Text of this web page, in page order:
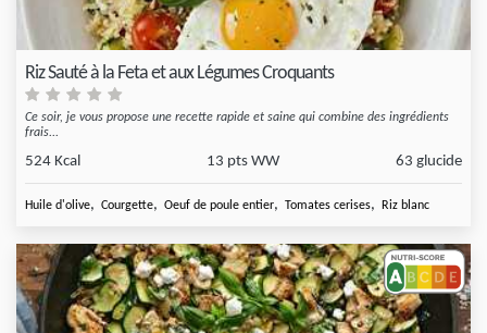
Riz Sauté à la Feta et aux Légumes Croquants
Ce soir, je vous propose une recette rapide et saine qui combine des ingrédients
frais...
524 Kcal 13 pts WW 63 glucide
Huile d'olive, Courgette, Oeuf de poule entier, Tomates cerises, Riz blanc